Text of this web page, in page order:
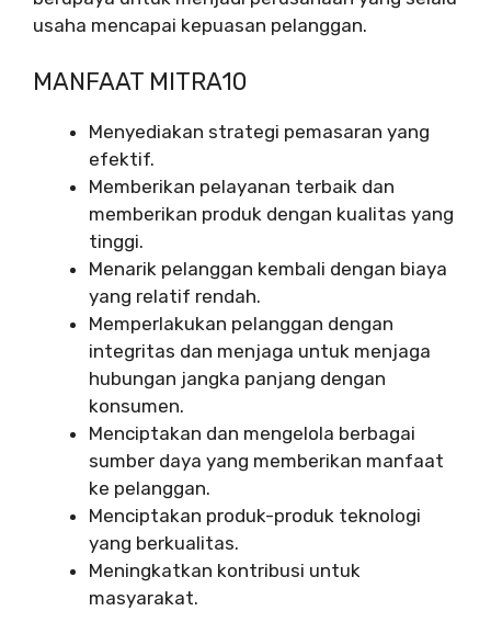
usaha mencapai kepuasan pelanggan.
MANFAAT MITRA10
Menyediakan strategi pemasaran yang
efektif.
Memberikan pelayanan terbaik dan
memberikan produk dengan kualitas yang
tinggi.
Menarik pelanggan kembali dengan biaya
yang relatif rendah.
Memperlakukan pelanggan dengan
integritas dan menjaga untuk menjaga
hubungan jangka panjang dengan
konsumen.
Menciptakan dan mengelola berbagai
sumber daya yang memberikan manfaat
ke pelanggan.
Menciptakan produk-produk teknologi
yang berkualitas.
Meningkatkan kontribusi untuk
masyarakat.